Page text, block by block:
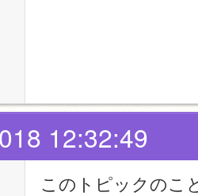
12:32:49
このトピックのこ